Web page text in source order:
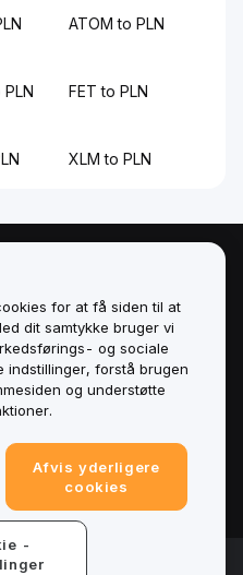
ATOM to PLN
FET to PLN
XLM to PLN
reserved.
for at få siden til at
dit samtykke bruger vi
og sociale
indstillinger, forstå brugen
og understøtte
Afvis yderligere
cookies
-